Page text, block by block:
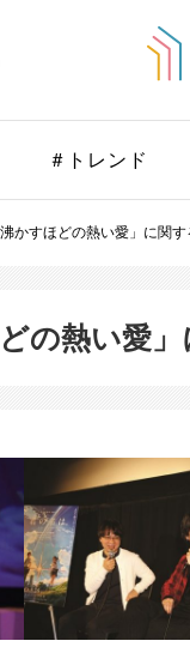
＃トレンド
沸かすほどの熱い愛」に関す
の熱い愛